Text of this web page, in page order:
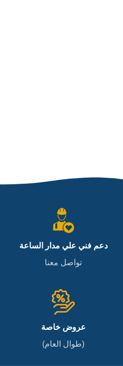
دعم فني علي مدار الساعة
تواصل معنا
عروض خاصة
(طوال العام)